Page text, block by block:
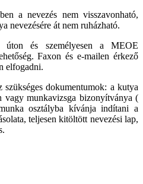
a nevezés nem visszavonható,
nevezésére át nem ruházható.
úton és személyesen a MEOE
Faxon és e-mailen érkező
elfogadni.
szükséges dokumentumok: a kutya
vagy munkavizsga bizonyítványa (
osztályba kívánja indítani a
teljesen kitöltött nevezési lap,